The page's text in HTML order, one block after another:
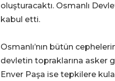
oluşturacaktı. Osmanlı
kabul etti.
Osmanlı’nın bütün
devletin topraklarına asker
Enver Paşa ise tepkilere